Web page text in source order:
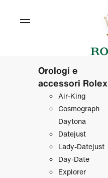
Orologi e
accessori Rolex
Air‑King
Cosmograph
Daytona
Datejust
Lady‑Datejust
Day‑Date
Explorer